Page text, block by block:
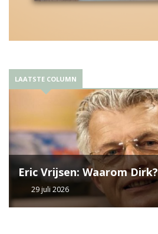
LAATSTE COLUMN
Eric Vrijsen: Waarom Dirk?
29 juli 2026